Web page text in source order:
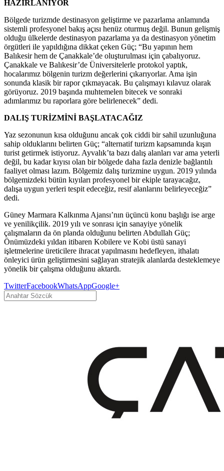
HAZIRLANIYOR
Bölgede turizmde destinasyon geliştirme ve pazarlama anlamında
sistemli profesyonel bakış açısı henüz oturmuş değil. Bunun gelişmiş
olduğu ülkelerde destinasyon pazarlama ya da destinasyon yönetim
örgütleri ile yapıldığına dikkat çeken Güç; “Bu yapının hem
Balıkesir hem de Çanakkale’de oluşturulması için çabalıyoruz.
Çanakkale ve Balıkesir’de Üniversitelerle protokol yaptık,
hocalarımız bölgenin turizm değerlerini çıkarıyorlar. Ama işin
sonunda klasik bir rapor çıkmayacak. Bu çalışmayı kılavuz olarak
görüyoruz. 2019 başında muhtemelen bitecek ve sonraki
adımlarımız bu raporlara göre belirlenecek” dedi.
DALIŞ TURİZMİNİ BAŞLATACAĞIZ
Yaz sezonunun kısa olduğunu ancak çok ciddi bir sahil uzunluğuna
sahip olduklarını belirten Güç; “alternatif turizm kapsamında kışın
turist getirmek istiyoruz. Ayvalık’ta bazı dalış alanları var ama yeterli
değil, bu kadar kıyısı olan bir bölgede daha fazla denizle bağlantılı
faaliyet olması lazım. Bölgemiz dalış turizmine uygun. 2019 yılında
bölgemizdeki bütün kıyıları profesyonel bir ekiple tarayacağız,
dalışa uygun yerleri tespit edeceğiz, resif alanlarını belirleyeceğiz”
dedi.
Güney Marmara Kalkınma Ajansı’nın üçüncü konu başlığı ise arge
ve yenilikçilik. 2019 yılı ve sonrası için sanayiye yönelik
çalışmaların da ön planda olduğunu belirten Abdullah Güç;
Önümüzdeki yıldan itibaren Kobilere ve Kobi üstü sanayi
işletmelerine üreticilere ihracat yapılmasını hedefleyen, ithalatı
önleyici ürün geliştirmesini sağlayan stratejik alanlarda desteklemeye
yönelik bir çalışma olduğunu aktardı.
TwitterFacebookWhatsAppGoogle+